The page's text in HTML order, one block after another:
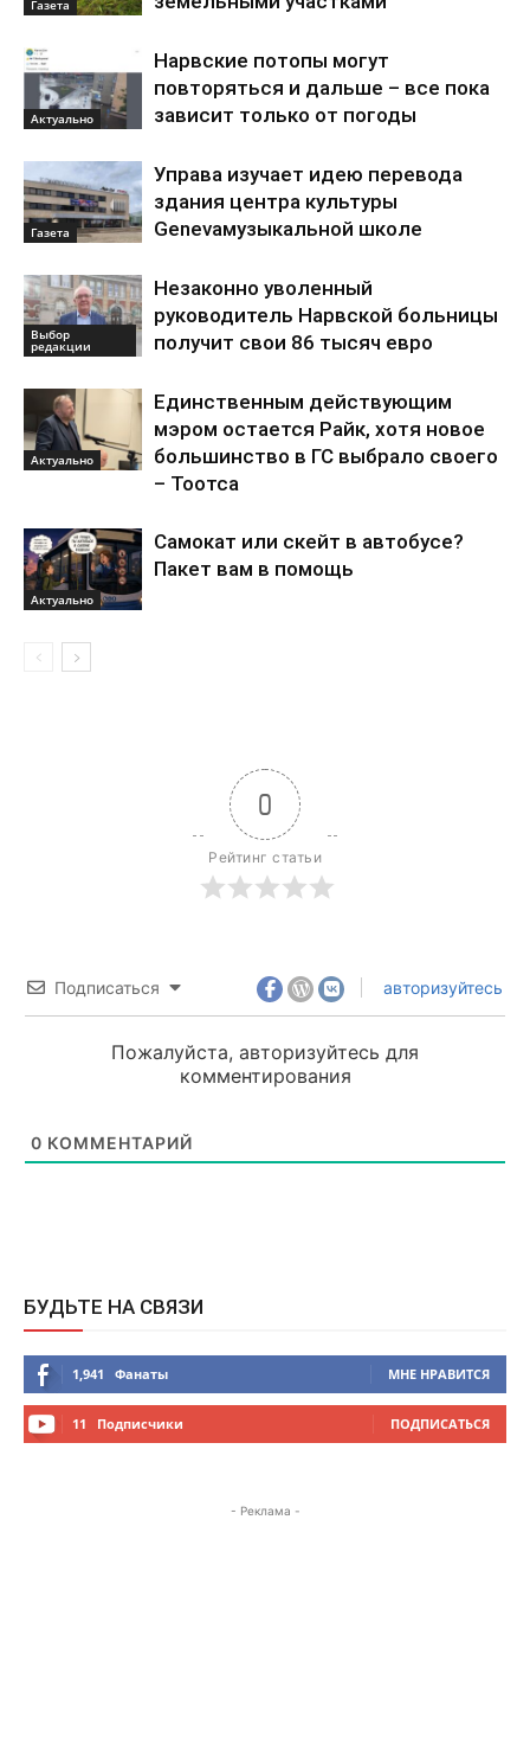
Газета
Актуально
Нарвские потопы могут
повторяться и дальше – все пока
зависит только от погоды
Газета
Управа изучает идею перевода
здания центра культуры
Genevaмузыкальной школе
Выбор
редакции
Незаконно уволенный
руководитель Нарвской больницы
получит свои 86 тысяч евро
Актуально
Единственным действующим
мэром остается Райк, хотя новое
большинство в ГС выбрало своего
– Тоотса
Актуально
Самокат или скейт в автобусе?
Пакет вам в помощь
0
Рейтинг статьи
Подписаться авторизуйтесь
Пожалуйста, авторизуйтесь для
комментирования
0 КОММЕНТАРИЙ
БУДЬТЕ НА СВЯЗИ
1,941 Фанаты МНЕ НРАВИТСЯ
11 Подписчики ПОДПИСАТЬСЯ
- Реклама -